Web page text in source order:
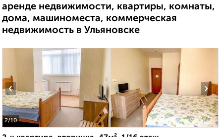
аренде недвижимости, квартиры, комнаты,
дома, машиноместа, коммерческая
недвижимость в Ульяновске
2/10
‹ ›